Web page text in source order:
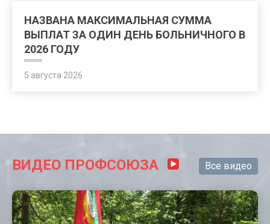
НАЗВАНА МАКСИМАЛЬНАЯ СУММА
ВЫПЛАТ ЗА ОДИН ДЕНЬ БОЛЬНИЧНОГО В
2026 ГОДУ
5 августа 2026
ВИДЕО ПРОФСОЮЗА Все видео